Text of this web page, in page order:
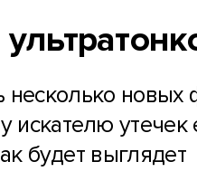
новых
искателю
будет выглядет